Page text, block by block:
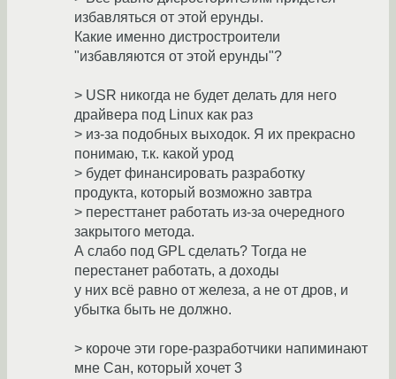
избавляться от этой ерунды.
Какие именно дистростроители
"избавляются от этой ерунды"?
> USR никогда не будет делать для него
драйвера под Linux как раз
> из-за подобных выходок. Я их прекрасно
понимаю, т.к. какой урод
> будет финансировать разработку
продукта, который возможно завтра
> пересттанет работать из-за очередного
закрытого метода.
А слабо под GPL сделать? Тогда не
перестанет работать, а доходы
у них всё равно от железа, а не от дров, и
убытка быть не должно.
> короче эти горе-разработчики напиминают
мне Сан, который хочет 3